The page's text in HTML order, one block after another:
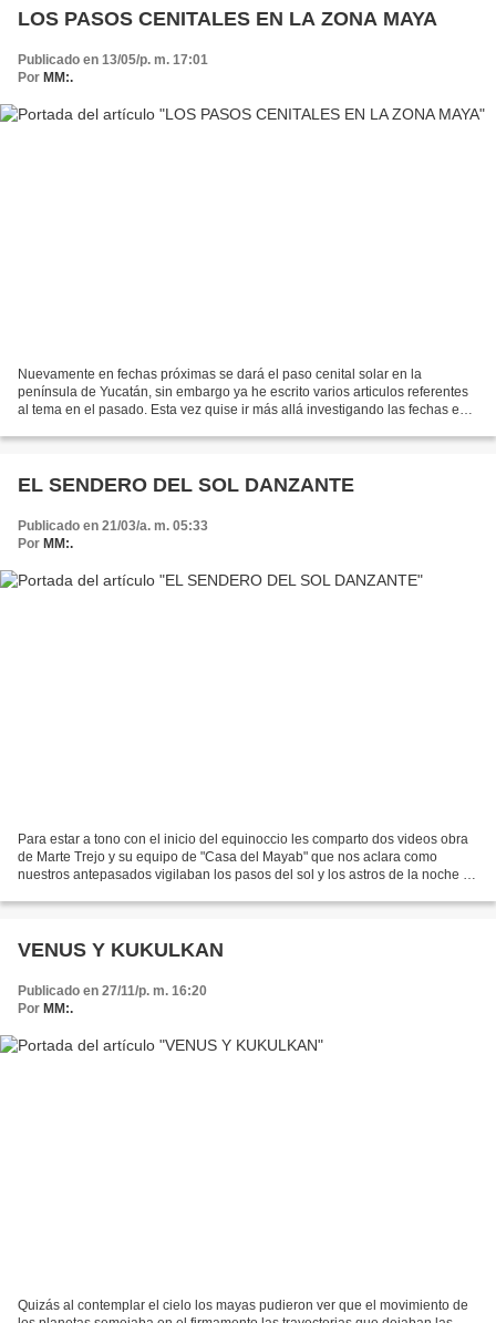
LOS PASOS CENITALES EN LA ZONA MAYA
Publicado en 13/05/p. m. 17:01
Por MM:.
Nuevamente en fechas próximas se dará el paso cenital solar en la
península de Yucatán, sin embargo ya he escrito varios articulos referentes
al tema en el pasado. Esta vez quise ir más allá investigando las fechas en
EL SENDERO DEL SOL DANZANTE
Publicado en 21/03/a. m. 05:33
Por MM:.
Para estar a tono con el inicio del equinoccio les comparto dos videos obra
de Marte Trejo y su equipo de "Casa del Mayab" que nos aclara como
nuestros antepasados vigilaban los pasos del sol y los astros de la noche a
VENUS Y KUKULKAN
Publicado en 27/11/p. m. 16:20
Por MM:.
Quizás al contemplar el cielo los mayas pudieron ver que el movimiento de